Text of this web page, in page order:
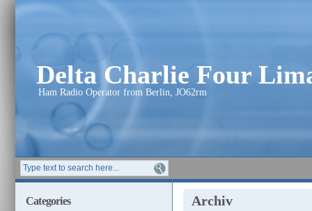
Delta Charlie Four
Ham Radio Operator from Berlin, JO62rm
Archiv
Categories